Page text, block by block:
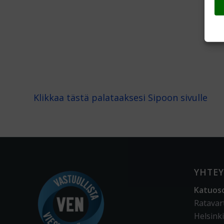
Klikkaa tästä palataaksesi Sipoon sivulle
Helsinki